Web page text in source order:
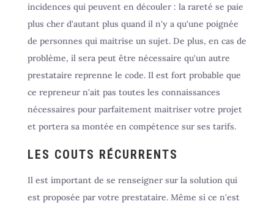
incidences qui peuvent en découler : la rareté se paie
plus cher d'autant plus quand il n'y a qu'une poignée
de personnes qui maitrise un sujet. De plus, en cas de
problème, il sera peut être nécessaire qu'un autre
prestataire reprenne le code. Il est fort probable que
ce repreneur n'ait pas toutes les connaissances
nécessaires pour parfaitement maitriser votre projet
et portera sa montée en compétence sur ses tarifs.
LES COUTS RÉCURRENTS
Il est important de se renseigner sur la solution qui
est proposée par votre prestataire. Même si ce n'est